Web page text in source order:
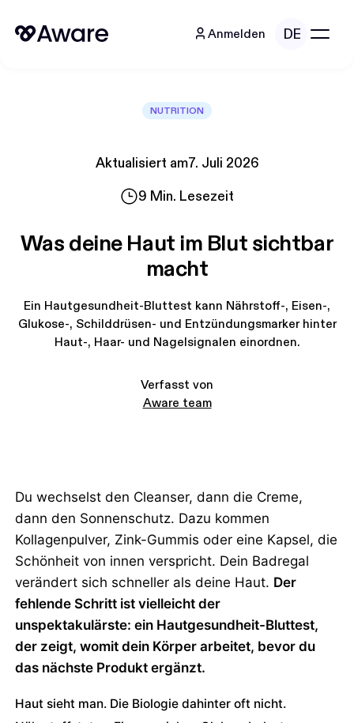
Anmelden DE
NUTRITION
Aktualisiert am7. Juli 2026
9 Min. Lesezeit
Was deine Haut im Blut sichtbar
macht
Ein Hautgesundheit-Bluttest kann Nährstoff-, Eisen-,
Glukose-, Schilddrüsen- und Entzündungsmarker hinter
Haut-, Haar- und Nagelsignalen einordnen.
Verfasst von
Aware team
Du wechselst den Cleanser, dann die Creme,
dann den Sonnenschutz. Dazu kommen
Kollagenpulver, Zink-Gummis oder eine Kapsel, die
Schönheit von innen verspricht. Dein Badregal
verändert sich schneller als deine Haut. Der
fehlende Schritt ist vielleicht der
unspektakulärste: ein Hautgesundheit-Bluttest,
der zeigt, womit dein Körper arbeitet, bevor du
das nächste Produkt ergänzt.
Haut sieht man. Die Biologie dahinter oft nicht.